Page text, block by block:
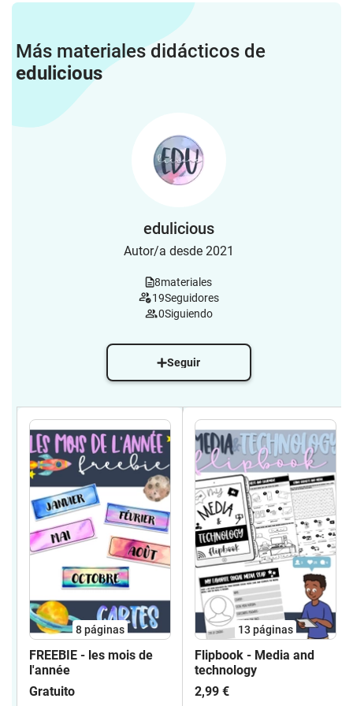
Más materiales didácticos de
edulicious
edulicious
Autor/a desde 2021
8materiales
19Seguidores
0Siguiendo
Seguir
8páginas
FREEBIE - les mois de
l'année
Gratuito
13 páginas
Flipbook - Media and
technology
2,99 €